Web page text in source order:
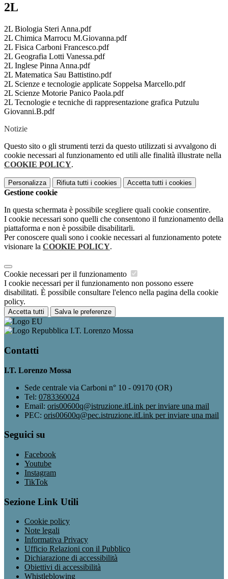
2L
2L Biologia Steri Anna.pdf
2L Chimica Marrocu M.Giovanna.pdf
2L Fisica Carboni Francesco.pdf
2L Geografia Lotti Vanessa.pdf
2L Inglese Pinna Anna.pdf
2L Matematica Sau Battistino.pdf
2L Scienze e tecnologie applicate Soppelsa Marcello.pdf
2L Scienze Motorie Panico Paola.pdf
2L Tecnologie e tecniche di rappresentazione grafica Putzulu
Giovanni.B.pdf
Notizie
Questo sito o gli strumenti terzi da questo utilizzati si avvalgono di
cookie necessari al funzionamento ed utili alle finalità illustrate nella
COOKIE POLICY.
Personalizza Rifiuta tutti i cookies Accetta tutti i cookies
Gestione cookie
In questa schermata è possibile scegliere quali cookie consentire.
I cookie necessari sono quelli che consentono il funzionamento della
piattaforma e non è possibile disabilitarli.
Per conoscere quali sono i cookie necessari al funzionamento potete
visionare la COOKIE POLICY.
Cookie necessari per il funzionamento
I cookie necessari per il funzionamento non possono essere
disabilitati. È possibile consultare l'elenco nella pagina della cookie
policy.
Accetta tutti Salva le preferenze
I.T. Lorenzo Mossa
Contatti
I.T. Lorenzo Mossa
Sede centrale via Carboni n° 10 - 09170 (OR)
Tel: 0783360024
Email: oris00600q@istruzione.itLink per inviare una mail
PEC: oris00600q@pec.istruzione.itLink per inviare una mail
Seguici su
Facebook
Youtube
Instagram
TikTok
Sezione Link Utili
Cookie policy
Note legali
Informativa Privacy
Ufficio Relazioni con il Pubblico
Dichiarazione di accessibilità
Obiettivi di accessibilità
Whistleblowing